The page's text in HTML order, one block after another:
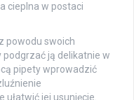
cieplna w postaci
powodu swoich
podgrzać ją delikatnie w
pipety wprowadzić
jej usunięcie.